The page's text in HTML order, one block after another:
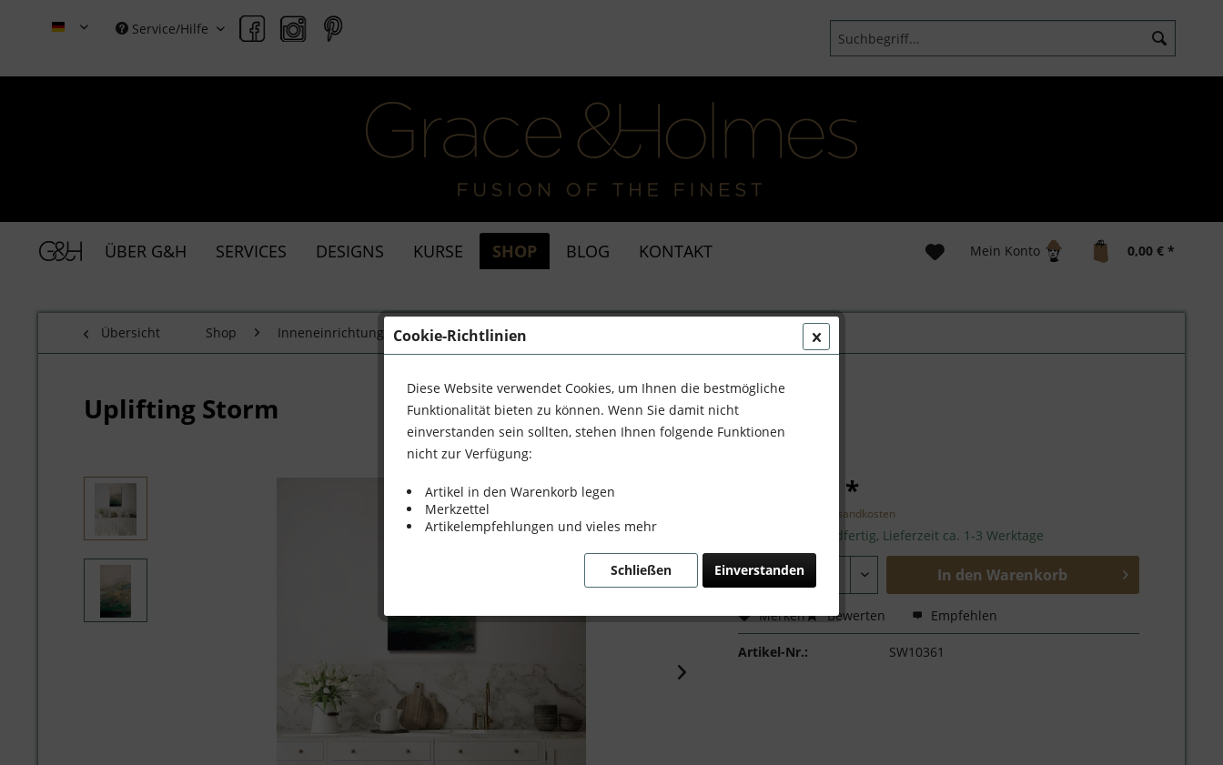
Grace & Holmes (Deutsch)
Service/Hilfe
ÜBER G&H SERVICES DESIGNS KURSE SHOP BLOG KONTAKT Mein Konto 0,00 € *
Übersicht Shop Inneneinrichtung Ornamentale Kunst
Uplifting Storm
600,00 € *
zzgl. Versandkosten
Sofort versandfertig, Lieferzeit ca. 1-3 Werktage
In den Warenkorb
Merken Bewerten Empfehlen
Artikel-Nr.: SW10361
Cookie-Richtlinien
Diese Website verwendet Cookies, um Ihnen die bestmögliche
Funktionalität bieten zu können. Wenn Sie damit nicht
einverstanden sein sollten, stehen Ihnen folgende Funktionen
nicht zur Verfügung:
Artikel in den Warenkorb legen
Merkzettel
Artikelempfehlungen und vieles mehr
Einverstanden
Schließen